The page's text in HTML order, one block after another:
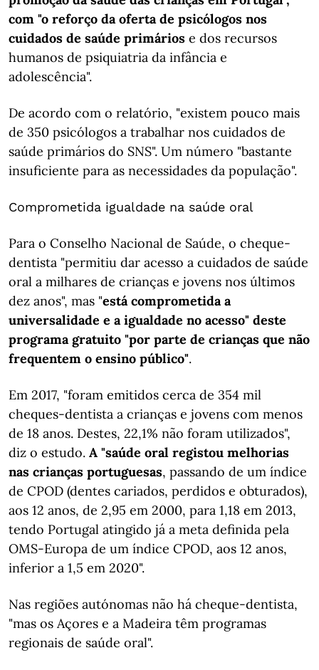
com "o reforço da oferta de psicólogos nos
cuidados de saúde primários e dos recursos
humanos de psiquiatria da infância e
adolescência".
De acordo com o relatório, "existem pouco mais
de 350 psicólogos a trabalhar nos cuidados de
saúde primários do SNS". Um número "bastante
insuficiente para as necessidades da população".
Comprometida igualdade na saúde oral
Para o Conselho Nacional de Saúde, o cheque-
dentista "permitiu dar acesso a cuidados de saúde
oral a milhares de crianças e jovens nos últimos
dez anos", mas "está comprometida a
universalidade e a igualdade no acesso" deste
programa gratuito "por parte de crianças que não
frequentem o ensino público".
Em 2017, "foram emitidos cerca de 354 mil
cheques-dentista a crianças e jovens com menos
de 18 anos. Destes, 22,1% não foram utilizados",
diz o estudo. A "saúde oral registou melhorias
nas crianças portuguesas, passando de um índice
de CPOD (dentes cariados, perdidos e obturados),
aos 12 anos, de 2,95 em 2000, para 1,18 em 2013,
tendo Portugal atingido já a meta definida pela
OMS-Europa de um índice CPOD, aos 12 anos,
inferior a 1,5 em 2020".
Nas regiões autónomas não há cheque-dentista,
"mas os Açores e a Madeira têm programas
regionais de saúde oral".